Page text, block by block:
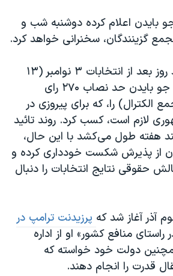
نوبل صلح
آمریکا «سی‌پک»
چین
بایدن اعلام کرده دوشنبه شب و
گزینندگان، سخنرانی خواهد کرد.
رسانه‌های آمریکا چند روز بعد از انتخابات ۳ نوامبر (۱۳
آبان) اعلام کردند که جو بایدن حد نصاب ۲۷۰ رای
الکترال) را،‌ که برای پیروزی در
لازم است، کسب کرد. روند تائید
هفته طول می‌کشد با این حال،
از پذیرش شکست خودداری کرده و
حقوقی نتایج انتخابات را دنبال
آذر آغاز شد که پرزیدنت ترامپ در
راستای منافع کشور» او از اداره
دولت خود خواسته که
قدرت را انجام دهند.